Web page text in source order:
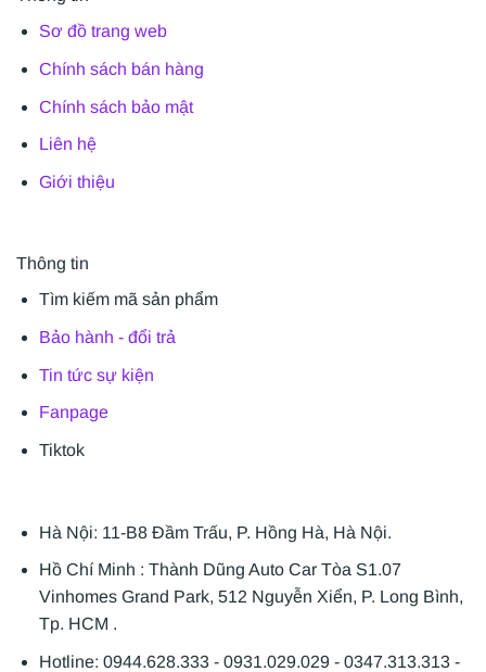
Sơ đồ trang web
Chính sách bán hàng
Chính sách bảo mật
Liên hệ
Giới thiệu
Thông tin
Tìm kiếm mã sản phẩm
Bảo hành - đổi trả
Tin tức sự kiện
Fanpage
Tiktok
Hà Nội: 11-B8 Đầm Trấu, P. Hồng Hà, Hà Nội.
Hồ Chí Minh : Thành Dũng Auto Car Tòa S1.07
Vinhomes Grand Park, 512 Nguyễn Xiển, P. Long Bình,
Tp. HCM .
Hotline: 0944.628.333 - 0931.029.029 - 0347.313.313 -